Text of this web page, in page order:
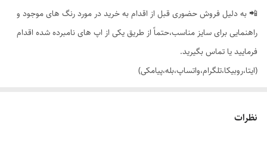
📲 به دلیل فروش حضوری قبل از اقدام به خرید در مورد رنگ های موجود و
راهنمایی برای سایز مناسب،حتماً از طریق یکی از اپ های نامبرده شده اقدام
فرمایید یا تماس بگیرید.
(ایتا،روبیکا،تلگرام،واتساپ،بله،پیامکی)
نظرات